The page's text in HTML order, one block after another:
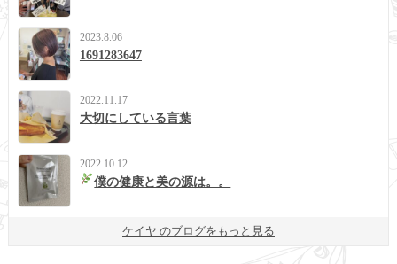
2023.8.06
1691283647
2022.11.17
大切にしている言葉
2022.10.12
僕の健康と美の源は。。
ケイヤ のブログをもっと見る